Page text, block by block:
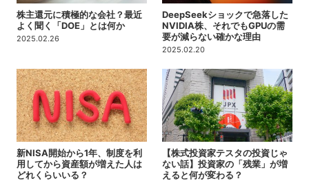
株主還元に積極的な会社？最近
よく聞く「DOE」とは何か
2025.02.26
DeepSeekショックで急落した
NVIDIA株、それでもGPUの需
要が減らない確かな理由
2025.02.20
新NISA開始から1年、制度を利
用してから資産額が増えた人は
どれくらいいる？
【株式投資家テスタの投資じゃ
ない話】投資家の「残業」が増
えると何が変わる？